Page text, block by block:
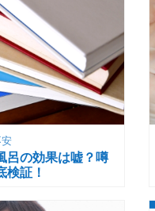
呂の効果は嘘？噂
検証！